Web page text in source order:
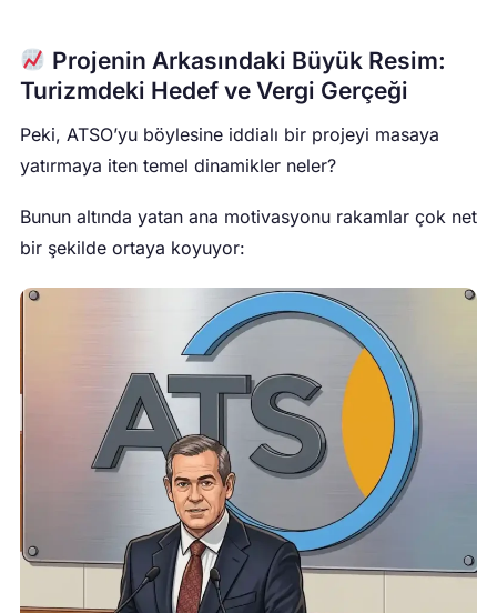
Projenin Arkasındaki Büyük Resim:
Turizmdeki Hedef ve Vergi Gerçeği
Peki, ATSO’yu böylesine iddialı bir projeyi masaya
yatırmaya iten temel dinamikler neler?
Bunun altında yatan ana motivasyonu rakamlar çok net
bir şekilde ortaya koyuyor: